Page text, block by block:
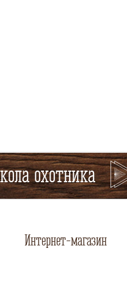
охотника
Интернет-магазин